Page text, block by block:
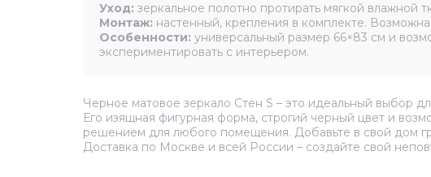
Уход: зеркальное полотно протирать мягкой влажной
Монтаж: настенный, крепления в комплекте. Возможна
Особенности: универсальный размер 66×83 см и
экспериментировать с интерьером.
Черное матовое зеркало Стен S – это идеальный выбор
Его изящная фигурная форма, строгий черный цвет и
решением для любого помещения. Добавьте в свой дом
Доставка по Москве и всей России – создайте свой